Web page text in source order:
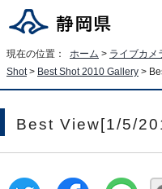
現在の位置： ホーム > ライブカメ
Shot> Best Shot 2010 Gallery >
Best View[1/5/